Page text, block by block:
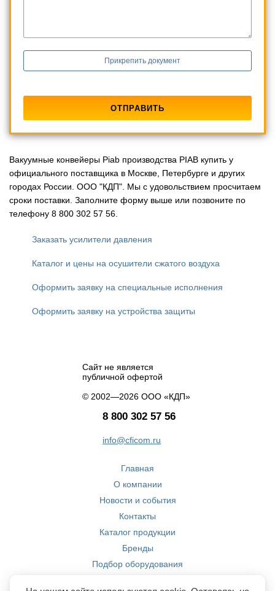
Прикрепить документ
Вакуумные конвейеры Piab производства PIAB купить у
официального поставщика в Москве, Петербурге и других
городах России. ООО "КДП". Мы с удовольствием просчитаем
сроки поставки. Заполните форму выше или позвоните по
телефону 8 800 302 57 56.
Заказать усилители давления
Каталог и цены на осушители сжатого воздуха
Оформить заявку на специальные исполнения
Оформить заявку на устройства защиты
Сайт не является
публичной офертой
© 2002—2026 ООО «КДП»
8 800 302 57 56
info@cficom.ru
Главная
О компании
Новости и события
Контакты
Каталог продукции
Бренды
Подбор оборудования